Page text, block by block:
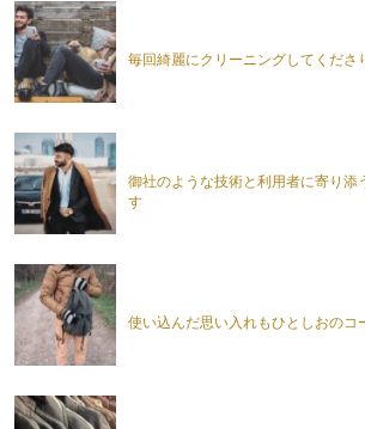
毎回綺麗にクリーニングしてくださ
御社のような技術と利用者に寄り添
す
使い込んだ思い入れもひとしおのコ